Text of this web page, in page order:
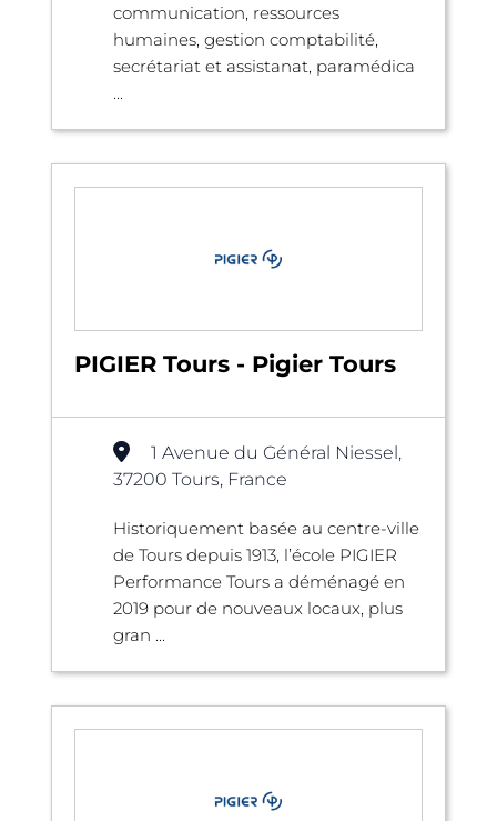
communication, ressources
humaines, gestion comptabilité,
secrétariat et assistanat, paramédica
...
PIGIER Tours - Pigier Tours
1 Avenue du Général Niessel,
37200 Tours, France
Historiquement basée au centre-ville
de Tours depuis 1913, l’école PIGIER
Performance Tours a déménagé en
2019 pour de nouveaux locaux, plus
gran ...